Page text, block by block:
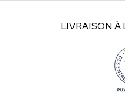
LIVRAISON À